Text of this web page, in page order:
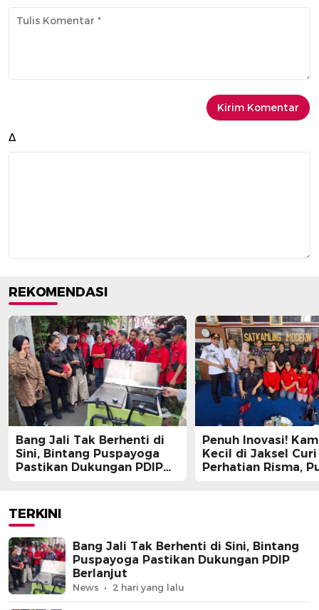
Δ
REKOMENDASI
Bang Jali Tak Berhenti di
Sini, Bintang Puspayoga
Pastikan Dukungan PDIP
Penuh Inovasi!
Kecil di Jaksel Curi
Perhatian Risma,
TERKINI
Bang Jali Tak Berhenti di Sini, Bintang
Puspayoga Pastikan Dukungan PDIP
Berlanjut
News 2 hari yang lalu